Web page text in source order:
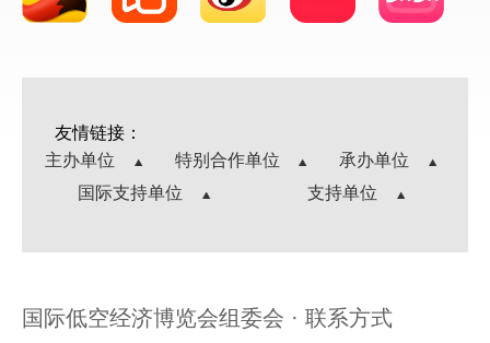
友情链接：
主办单位
特别合作单位
承办单位
国际支持单位
支持单位
国际低空经济博览会组委会 · 联系方式